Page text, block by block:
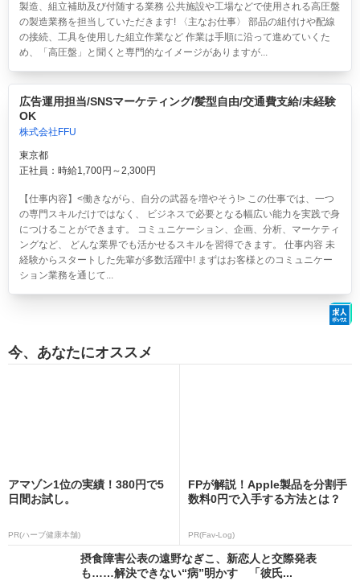
製造、組立補助及び付随する業務 公共施設や工場などで使用される高圧盤
の製造業務を担当していただきます! 〈主なお仕事〉 部品の組付けや配線
の接続、工具を使用した組立作業など 作業は手順に沿って進めていくた
め、「高圧盤」と聞くと専門的なイメージがありますが...
広告運用担当/SNSマーケティング/髪型自由/交通費支給/未経験
OK
株式会社FFU
東京都
正社員：時給1,700円～2,300円
【仕事内容】<働きながら、自分の武器を増やそう!> この仕事では、一つ
の専門スキルだけではなく、 ビジネスで必要となる幅広い能力を実践で身
につけることができます。 コミュニケーション、企画、分析、マーケティ
ングなど、 どんな業界でも活かせるスキルを習得できます。 仕事内容 未
経験からスタートした先輩が多数活躍中! まずはお客様とのコミュニケー
ション業務を通じて...
今、あなたにオススメ
アマゾン1位の実績！380円で5
日間お試し。
PR(ハーブ健康本舗)
FPが解説！Apple製品を分割手
数料0円で入手する方法とは？
PR(Fav-Log)
摂食障害公表の遠野なぎこ、新恋人と交際発表
も……解決できない“病”明かす 「彼氏...